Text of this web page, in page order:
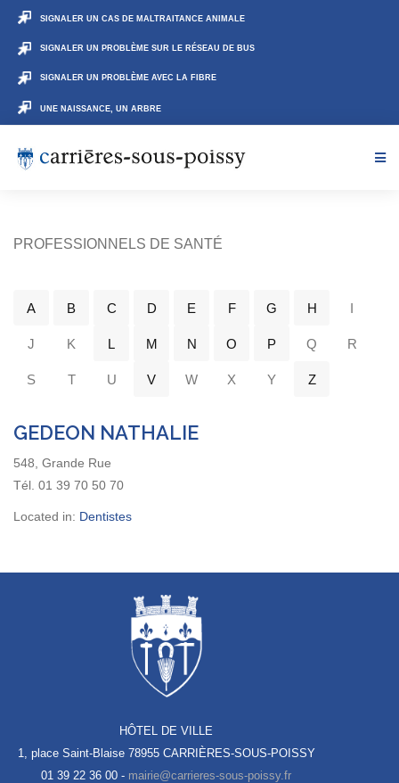
SIGNALER UN CAS DE MALTRAITANCE ANIMALE
SIGNALER UN PROBLÈME SUR LE RÉSEAU DE BUS
SIGNALER UN PROBLÈME AVEC LA FIBRE
UNE NAISSANCE, UN ARBRE
PROFESSIONNELS DE SANTÉ
A B C D E F G H I
J K L M N O P Q R
S T U V W X Y Z
GEDEON NATHALIE
548, Grande Rue
Tél. 01 39 70 50 70
Located in: Dentistes
HÔTEL DE VILLE
1, place Saint-Blaise 78955 CARRIÈRES-SOUS-POISSY
01 39 22 36 00 -